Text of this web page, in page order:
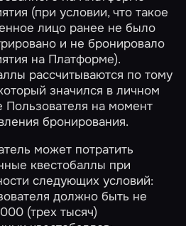
(при условии, что такое
лицо ранее не было
и не бронировало
на Платформе).
рассчитываются по тому
значился в личном
Пользователя на момент
бронирования.
может потратить
квестобаллы при
следующих условий:
должно быть не
(трех тысяч)